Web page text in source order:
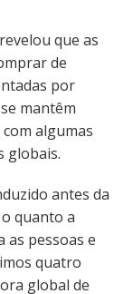
que as
de
por
mantêm
algumas
globais.
antes da
quanto a
pessoas e
quatro
global de